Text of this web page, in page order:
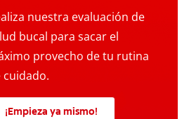
nuestra evaluación de
bucal para sacar el
provecho de tu rutina
cuidado.
¡Empieza ya mismo!